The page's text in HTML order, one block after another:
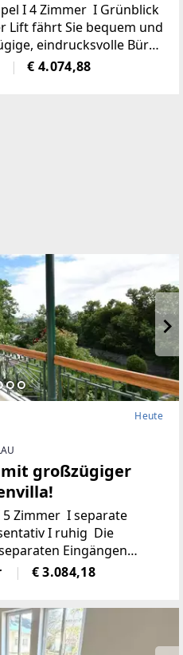
I 4 Zimmer I Grünblick
Lift fährt Sie bequem und
eindrucksvolle Büro.
Sie in der
€ 4.074,88
Heute
großzügiger
5 Zimmer I separate
I ruhig Die
Eingängen
eine Wohnfläche von
5 Zimmer,
€ 3.084,18